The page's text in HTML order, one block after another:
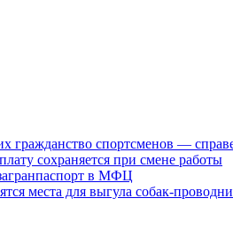
гражданство спортсменов —
сохраняется при смене работы
в МФЦ
места для выгула собак-